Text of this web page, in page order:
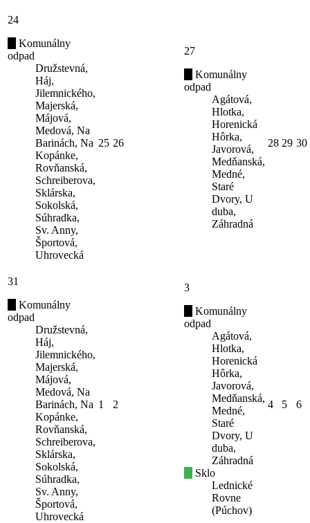
24
Komunálny
odpad
Družstevná,
Háj,
Jilemnického,
Majerská,
Májová,
Medová, Na
Barinách, Na
Kopánke,
Rovňanská,
Schreiberova,
Sklárska,
Sokolská,
Súhradka,
Sv. Anny,
Športová,
Uhrovecká
25 26
27
Komunálny
odpad
Agátová,
Hlotka,
Horenická
Hôrka,
Javorová,
Medňanská,
Medné,
Staré
Dvory, U
duba,
Záhradná
28 29 30
31
Komunálny
odpad
Družstevná,
Háj,
Jilemnického,
Majerská,
Májová,
Medová, Na
Barinách, Na
Kopánke,
Rovňanská,
Schreiberova,
Sklárska,
Sokolská,
Súhradka,
Sv. Anny,
Športová,
Uhrovecká
1 2
3
Komunálny
odpad
Agátová,
Hlotka,
Horenická
Hôrka,
Javorová,
Medňanská,
Medné,
Staré
Dvory, U
duba,
Záhradná
Sklo
Lednické
Rovne
(Púchov)
4 5 6